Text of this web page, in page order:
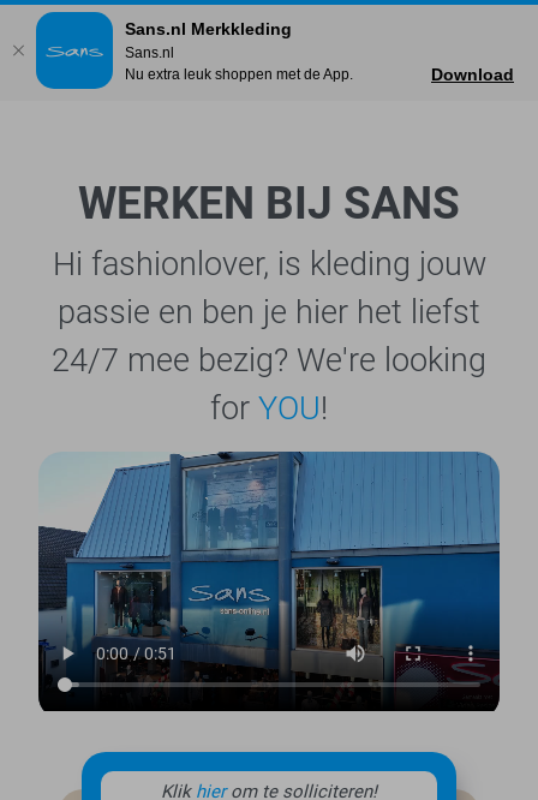
WERKEN BIJ SANS
Hi fashionlover, is kleding jouw
passie en ben je hier het liefst
24/7 mee bezig? We're looking
for YOU!
Klik hierom te solliciteren!
Sans.nl Merkkleding
Sans.nl
Nu extra leuk shoppen met de App.
Download